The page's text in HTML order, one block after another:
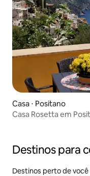
Casa ⋅ Positano
Casa Rosetta em
Destinos para
Destinos perto de você